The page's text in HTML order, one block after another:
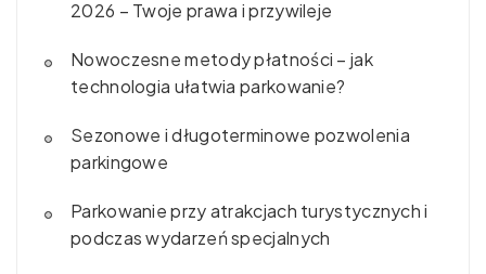
2026 – Twoje prawa i przywileje
Nowoczesne metody płatności – jak
technologia ułatwia parkowanie?
Sezonowe i długoterminowe pozwolenia
parkingowe
Parkowanie przy atrakcjach turystycznych i
podczas wydarzeń specjalnych